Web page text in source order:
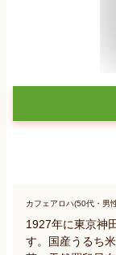
カフェアロハ(50代・男
1927年に東京神
す。国産うるち